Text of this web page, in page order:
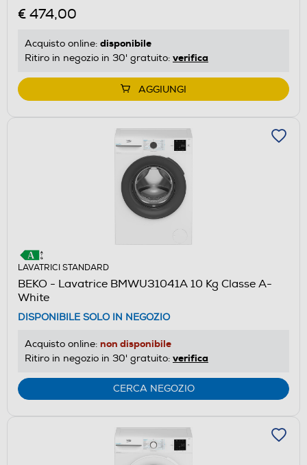
€ 474,00
Acquisto online: disponibile
Ritiro in negozio in 30' gratuito: verifica
AGGIUNGI
LAVATRICI STANDARD
BEKO - Lavatrice BMWU31041A 10 Kg Classe A-
White
DISPONIBILE SOLO IN NEGOZIO
Acquisto online: non disponibile
Ritiro in negozio in 30' gratuito: verifica
CERCA NEGOZIO